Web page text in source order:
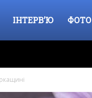
ІНТЕРВ’Ю ФОТО